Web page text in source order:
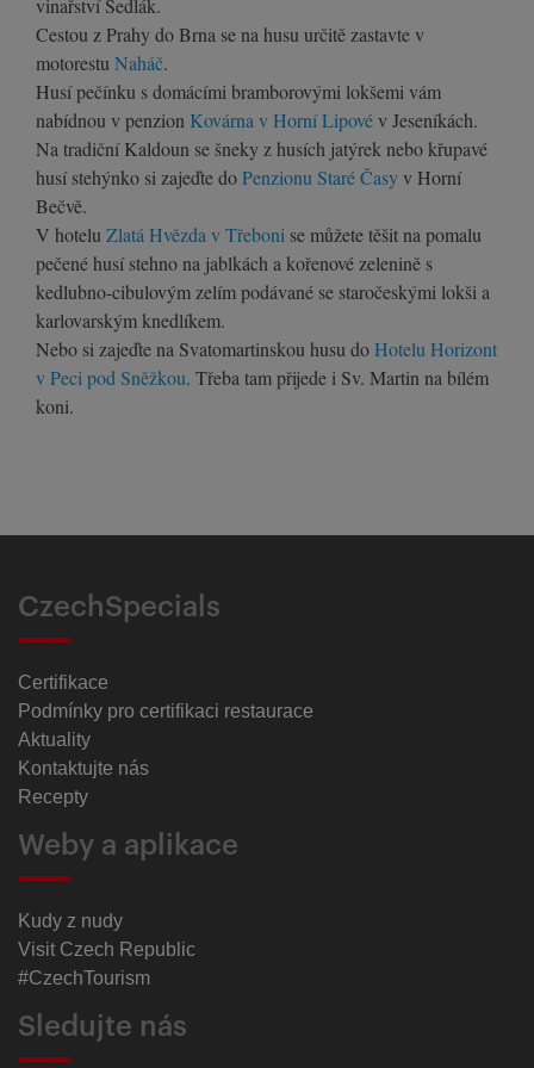
vinařství Sedlák.
Cestou z Prahy do Brna se na husu určitě zastavte v
motorestu Naháč.
Husí pečínku s domácími bramborovými lokšemi vám
nabídnou v penzion Kovárna v Horní Lipovév Jeseníkách.
Na tradiční Kaldoun se šneky z husích jatýrek nebo křupavé
husí stehýnko si zajeďte doPenzionu Staré Časyv Horní
Bečvě.
V hotelu Zlatá Hvězda v Třeboni se můžete těšit na pomalu
pečené husí stehno na jablkách a kořenové zelenině s
kedlubno-cibulovým zelím podávané se staročeskými lokši a
karlovarským knedlíkem.
Nebo si zajeďte na Svatomartinskou husu doHotelu Horizont
v Peci pod Sněžkou. Třeba tam přijede i Sv. Martin na bílém
koni.
CzechSpecials
Certifikace
Podmínky pro certifikaci restaurace
Aktuality
Kontaktujte nás
Recepty
Weby a aplikace
Kudy z nudy
Visit Czech Republic
#CzechTourism
Sledujte nás